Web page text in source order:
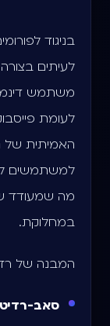
בניגוד
לעיתים
משתמש
לעומת
האמיתית
למשתמשים
מה שמעודד
במחלוקת.
המבנה של
סאב-